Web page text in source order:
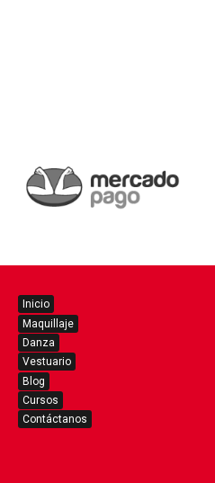
Inicio
Maquillaje
Danza
Vestuario
Blog
Cursos
Contáctanos